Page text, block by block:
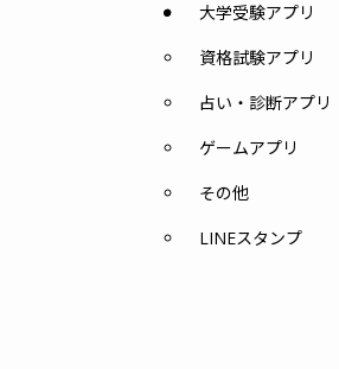
大学受験アプリ
資格試験アプリ
占い・診断アプリ
ゲームアプリ
その他
LINEスタンプ